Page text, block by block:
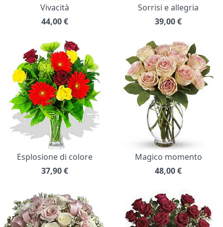
Vivacità
44,00€
Sorrisi e allegria
39,00€
Esplosione di colore
37,90€
Magico momento
48,00€